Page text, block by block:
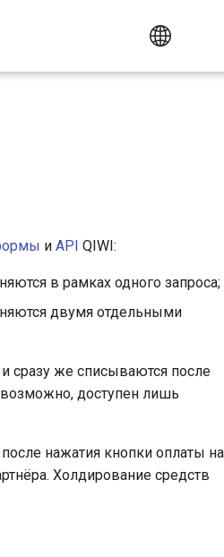
English
и API QIWI:
в рамках одного запроса;
двумя отдельными
сразу же списываются после
доступен лишь
нажатия кнопки оплаты на
Холдирование средств